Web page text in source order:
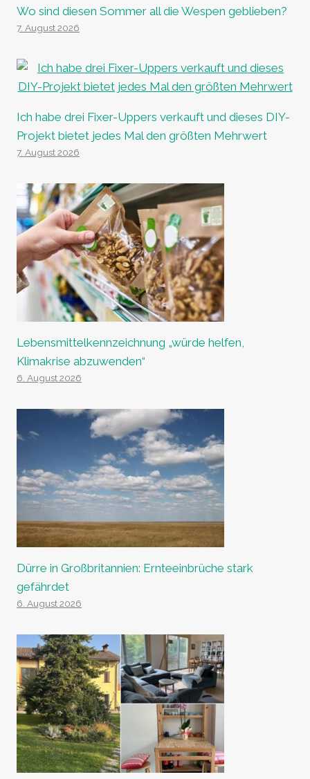
Wo sind diesen Sommer all die Wespen geblieben?
7. August 2026
Ich habe drei Fixer-Uppers verkauft und dieses DIY-
Projekt bietet jedes Mal den größten Mehrwert
7. August 2026
Lebensmittelkennzeichnung „würde helfen,
Klimakrise abzuwenden“
6. August 2026
Dürre in Großbritannien: Ernteeinbrüche stark
gefährdet
6. August 2026